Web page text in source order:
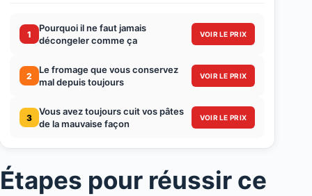
1
Pourquoi il ne faut jamais
décongeler comme ça
VOIR LE PRIX
2
Le fromage que vous conservez
mal depuis toujours
VOIR LE PRIX
3
Vous avez toujours cuit vos pâtes
de la mauvaise façon
VOIR LE PRIX
Étapes pour réussir ce